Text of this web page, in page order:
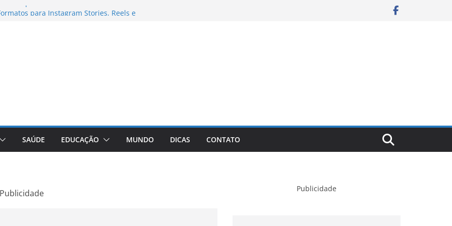
para Trabalho
para Instagram Stories, Reels e
A Comprehensive Review of the
Loss Pill
SAÚDE EDUCAÇÃO MUNDO DICAS CONTATO
Publicidade Publicidade